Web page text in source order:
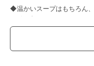
◆温かいスープはもちろん
ージーも。
5種類の調理モードに合わ
ールし、なめらかなポター
作れます。家庭用の氷も砕